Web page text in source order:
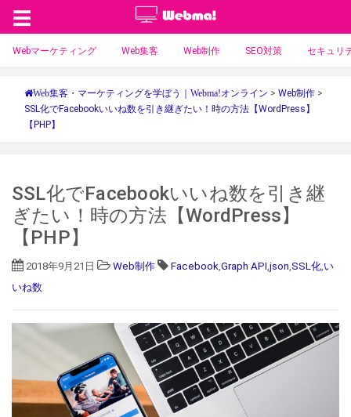
☰
Webマーケティング Web集客 Web制作 SEO対策 セキュリ
Web集客・マーケティングを学ぼう｜Webma!オンライン > Web制作 >
SSL化でFacebookいいね数を引き継ぎたい！時の方法【WordPress】
【PHP】
SSL化でFacebookいいね数を引き継
ぎたい！時の方法【WordPress】
【PHP】
2018年9月21日 Web制作 Facebook Graph API json SSL化 い
いね数